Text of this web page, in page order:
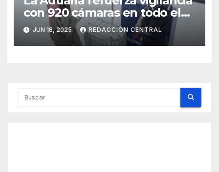
con 920 cámaras en todo el
país
JUN 18, 2025 REDACCIÓN CENTRAL